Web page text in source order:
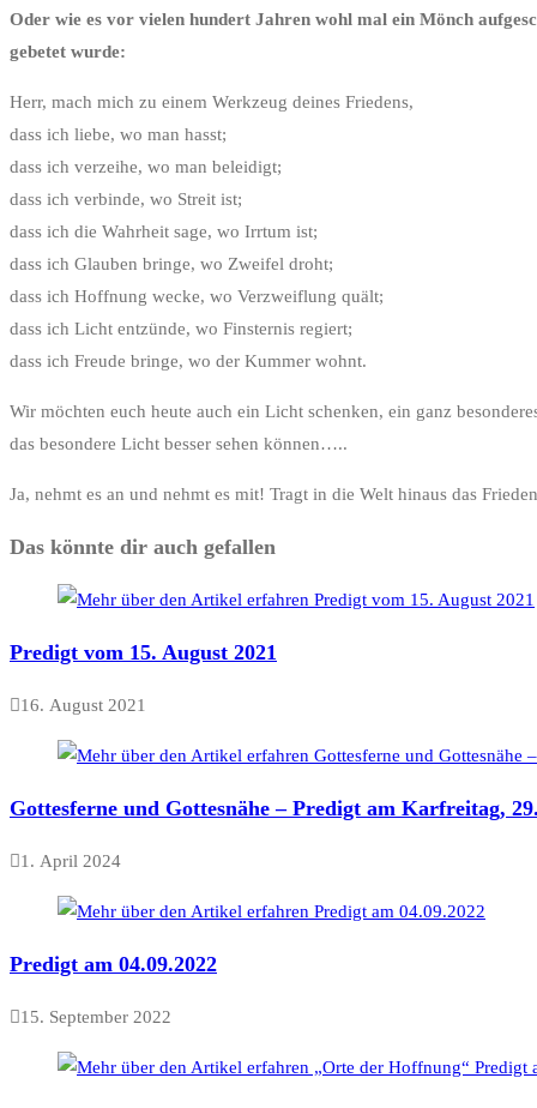
Oder wie es vor vielen hundert Jahren wohl mal ein Mönch
gebetet wurde:
Herr, mach mich zu einem Werkzeug deines Friedens,
dass ich liebe, wo man hasst;
dass ich verzeihe, wo man beleidigt;
dass ich verbinde, wo Streit ist;
dass ich die Wahrheit sage, wo Irrtum ist;
dass ich Glauben bringe, wo Zweifel droht;
dass ich Hoffnung wecke, wo Verzweiflung quält;
dass ich Licht entzünde, wo Finsternis regiert;
dass ich Freude bringe, wo der Kummer wohnt.
Wir möchten euch heute auch ein Licht schenken, ein ganz
das besondere Licht besser sehen können…..
Ja, nehmt es an und nehmt es mit! Tragt in die Welt hinaus das
Das könnte dir auch gefallen
Predigt vom 15. August 2021
16. August 2021
Gottesferne und Gottesnähe – Predigt am Karfreitag,
1. April 2024
Predigt am 04.09.2022
15. September 2022